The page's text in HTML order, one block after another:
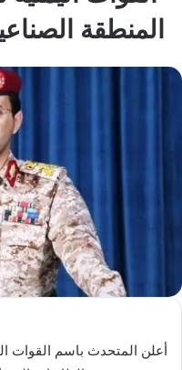
المنطقة
أعلن المتحدث باسم القوات